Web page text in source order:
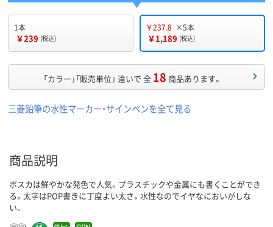
1本
￥239 (税込)
￥237.8 ×5本
￥1,189 (税込)
「カラー」「販売単位」 違いで 全 18 商品あります。
三菱鉛筆の水性マーカー・サインペンを全て見る
商品説明
ポスカは鮮やかな発色で人気。プラスチックや金属にも書くことができ
る。太字はPOP書きに丁度よい太さ。水性なのでイヤなにおいがしな
い。